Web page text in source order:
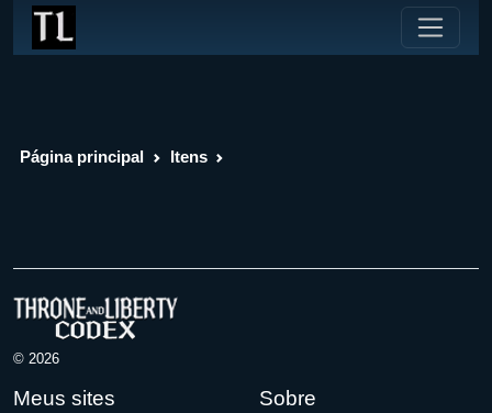
Página principal Itens
© 2026
Meus sites Sobre